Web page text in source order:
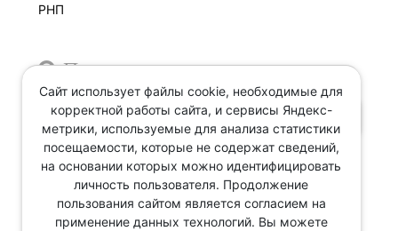
РНП
Поиск по новостям
ПОИСК
Поиск за период
с
по
Сайт использует файлы cookie, необходимые для
корректной работы сайта, и сервисы Яндекс-
метрики, используемые для анализа статистики
посещаемости, которые не содержат сведений,
на основании которых можно идентифицировать
личность пользователя. Продолжение
пользования сайтом является согласием на
применение данных технологий. Вы можете